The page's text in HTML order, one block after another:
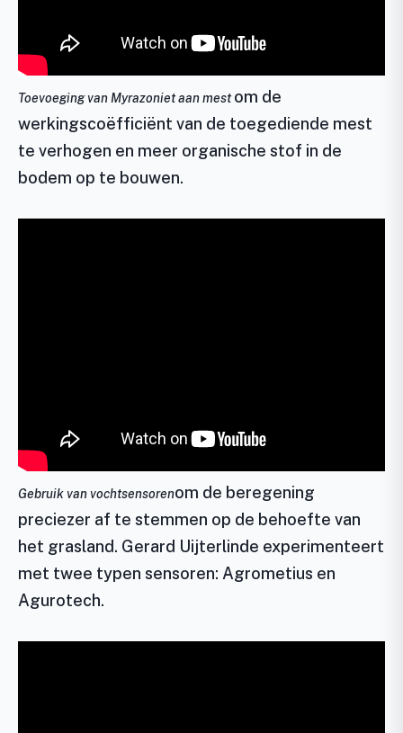
Toevoeging van Myrazoniet aan mestom de
werkingscoëfficiënt van de toegediende mest
te verhogen en meer organische stof in de
bodem op te bouwen.
Gebruik van vochtsensorenom de beregening
preciezer af te stemmen op de behoefte van
het grasland. Gerard Uijterlinde experimenteert
met twee typen sensoren: Agrometius en
Agurotech.